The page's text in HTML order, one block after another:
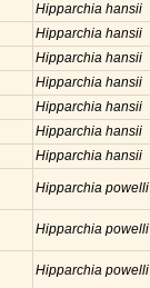
Hipparchia hansii
Hipparchia hansii
Hipparchia hansii
Hipparchia hansii
Hipparchia hansii
Hipparchia hansii
Hipparchia hansii
Hipparchia powelli
Hipparchia powelli
Hipparchia powelli